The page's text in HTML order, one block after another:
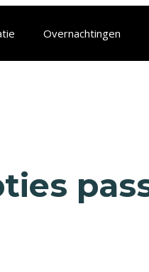
Overnachtingen